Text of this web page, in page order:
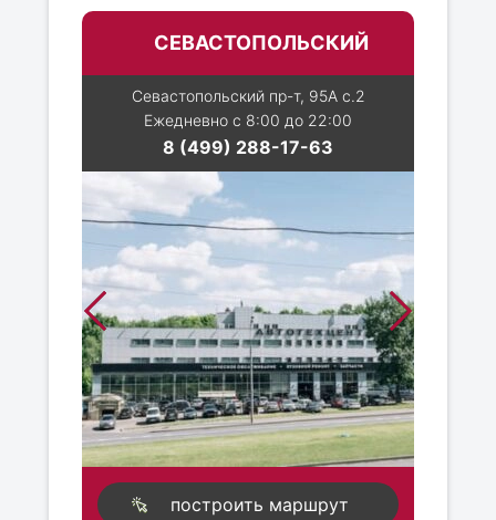
СЕВАСТОПОЛЬСКИЙ
Севастопольский пр-т, 95А с.2
Ежедневно с 8:00 до 22:00
8 (499) 288-17-63
построить маршрут